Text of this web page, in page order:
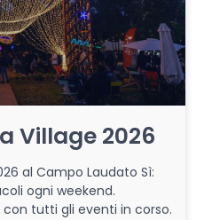
Village 2026
al Campo Laudato Sì:
ogni weekend.
tutti gli eventi in corso.